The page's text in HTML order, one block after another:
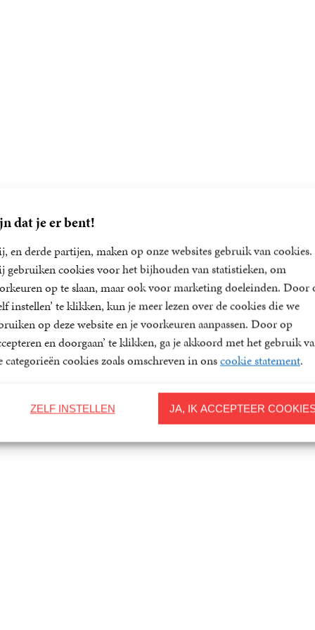
dat je er bent!
en derde partijen, maken op onze websites gebruik van cookies.
gebruiken cookies voor het bijhouden van statistieken, om
op te slaan, maar ook voor marketing doeleinden. Door
instellen’ te klikken, kun je meer lezen over de cookies die we
op deze website en je voorkeuren aanpassen. Door op
en doorgaan’ te klikken, ga je akkoord met het gebruik
categorieën cookies zoals omschreven in onscookie statement.
JA, IK ACCEPTEER
ZELF INSTELLEN